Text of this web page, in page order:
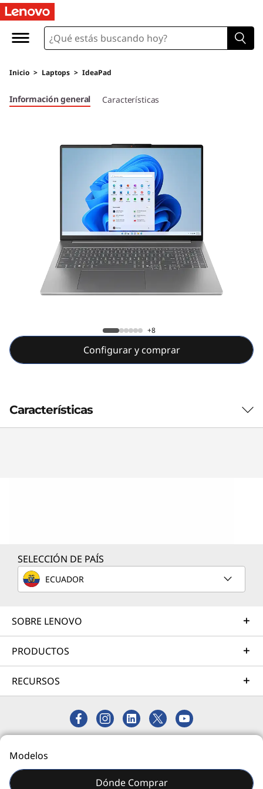
Inicio > Laptops > IdeaPad
Información general Características
+8
Configurar y comprar
Características
Revoluciona la informática con IA de
Esta no es solo otra PC: es un dispositivo
revolucionario. Equipada con procesadores
Intel® Core™ Ultra serie H y una unidad de
operaciones por segundo (TOPS), IdeaPad Pro
por IA, se sintoniza con tus necesidades, sabe
cuándo estás cerca y mantiene tus datos
SELECCIÓN DE PAÍS
ECUADOR
SOBRE LENOVO
PRODUCTOS
RECURSOS
Modelos
Dónde Comprar